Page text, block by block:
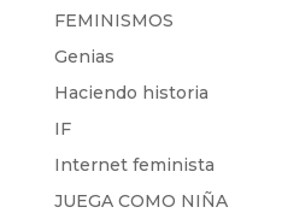
FEMINISMOS
Genias
Haciendo historia
IF
Internet feminista
JUEGA COMO NIÑA